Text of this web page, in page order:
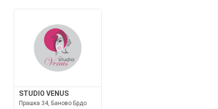
STUDIO VENUS
Прашка 34, Баново Брдо